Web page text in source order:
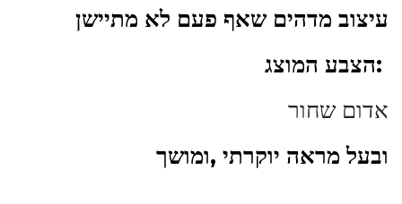
עיצוב מדהים שאף פעם לא מתיישן
:הצבע המוצג
אדום שחור
ובעל מראה יוקרתי ,ומושך